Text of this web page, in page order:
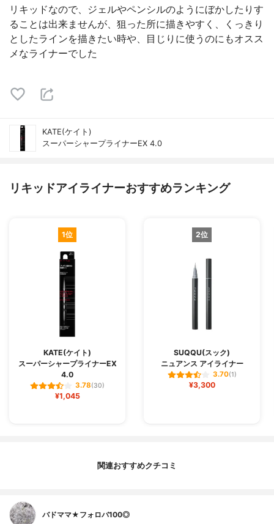
リキッドなので、ジェルやペンシルのようにぼかしたりす
ることは出来ませんが、狙った所に描きやすく、くっきり
としたラインを描きたい時や、目じりに使うのにもオスス
メなライナーでした
KATE(ケイト)
スーパーシャープライナーEX 4.0
リキッドアイライナーおすすめランキング
1位
KATE(ケイト)
スーパーシャープライナーEX
4.0
3.78(30)
¥1,045
2位
SUQQU(スック)
ニュアンス アイライナー
3.70(1)
¥3,300
関連おすすめクチコミ
バドママ★フォロバ100◎